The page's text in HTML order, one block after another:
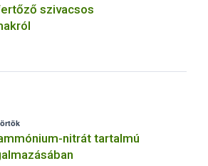
szivacsos
nitrát tartalmú